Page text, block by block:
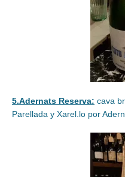
5.Adernats Reserva: cava
Parellada y Xarel.lo por